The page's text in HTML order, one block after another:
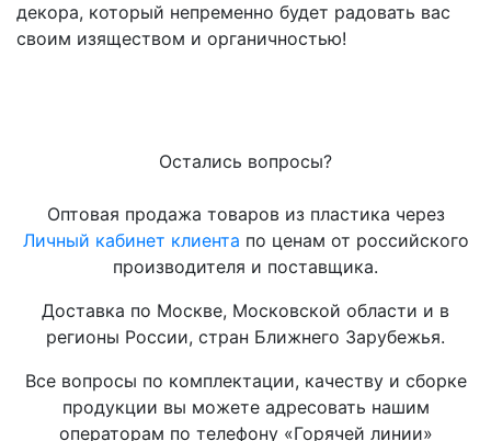
декора, который непременно будет радовать вас
своим изяществом и органичностью!
Остались вопросы?
Оптовая продажа товаров из пластика через
Личный кабинет клиента по ценам от российского
производителя и поставщика.
Доставка по Москве, Московской области и в
регионы России, стран Ближнего Зарубежья.
Все вопросы по комплектации, качеству и сборке
продукции вы можете адресовать нашим
операторам по телефону «Горячей линии»